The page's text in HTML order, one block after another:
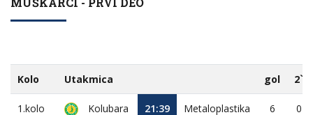
Kolo Utakmica gol 2`
1.kolo Kolubara 21:39
Metaloplastika
6 0